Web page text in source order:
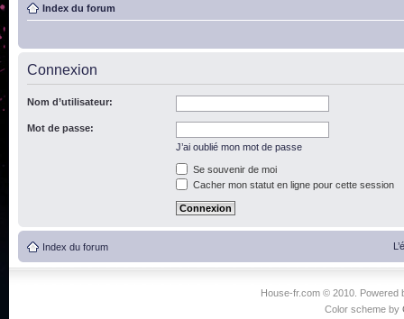
Index du forum
Connexion
Nom d’utilisateur:
Mot de passe:
J’ai oublié mon mot de passe
Se souvenir de moi
Cacher mon statut en ligne pour cette session
Index du forum
House-fr.com © 2010. Powered
Color scheme by